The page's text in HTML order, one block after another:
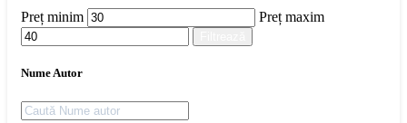
Preț minim Preț maxim
Nume Autor